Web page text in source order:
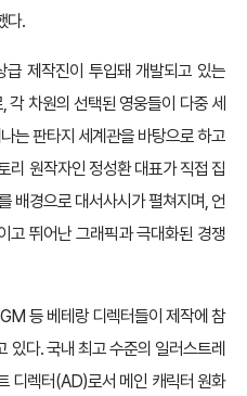
다.
급 제작진이 투입돼 개발되고 있는
차원의 선택된 영웅들이 다중 세
는 판타지 세계관을 바탕으로 하고
리 원작자인 정성환 대표가 직접 집
배경으로 대서사시가 펼쳐지며, 언
고 뛰어난 그래픽과 극대화된 경쟁
등 베테랑 디렉터들이 제작에 참
있다. 국내 최고 수준의 일러스트레
디렉터(AD)로서 메인 캐릭터 원화